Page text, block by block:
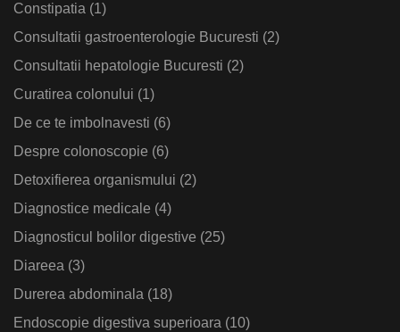
Constipatia (1)
Consultatii gastroenterologie Bucuresti (2)
Consultatii hepatologie Bucuresti (2)
Curatirea colonului (1)
De ce te imbolnavesti (6)
Despre colonoscopie (6)
Detoxifierea organismului (2)
Diagnostice medicale (4)
Diagnosticul bolilor digestive (25)
Diareea (3)
Durerea abdominala (18)
Endoscopie digestiva superioara (10)